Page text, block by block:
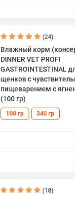
(24)
Влажный корм
DINNER VET PROFI
GASTROINTESTINAL
щенков с
пищеварением с
(100 гр)
100 гр 340 гр
(18)